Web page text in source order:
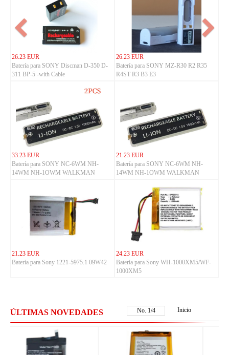
26.23 EUR
Batería para SONY Discman D-350 D-
311 BP-5 -with Cable
26.23 EUR
Batería para SONY MZ-R30 R2 R35
R4ST R3 B3 E3
33.23 EUR
Batería para SONY NC-6WM NH-
14WM NH-1OWM WALKMAN
21.23 EUR
Batería para SONY NC-6WM NH-
14WM NH-1OWM WALKMAN
21.23 EUR
Batería para Sony 1221-5975.1 09W42
24.23 EUR
Batería para Sony WH-1000XM5/WF-
1000XM5
ÚLTIMAS NOVEDADES No. 2/4 Inicio